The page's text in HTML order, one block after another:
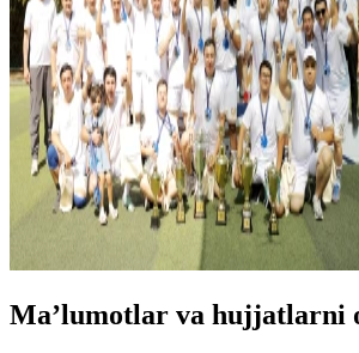
Ma’lumotlar va hujjatlarni